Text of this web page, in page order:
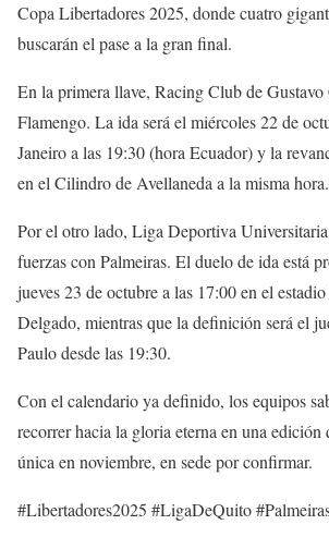
Copa Libertadores 2025, donde cuatro
buscarán el pase a la gran final.
En la primera llave, Racing Club de Gustavo
Flamengo. La ida será el miércoles 22 de
Janeiro a las 19:30 (hora Ecuador) y la
en el Cilindro de Avellaneda a la misma hora.
Por el otro lado, Liga Deportiva
fuerzas con Palmeiras. El duelo de ida está
jueves 23 de octubre a las 17:00 en el
Delgado, mientras que la definición será el
Paulo desde las 19:30.
Con el calendario ya definido, los equipos
recorrer hacia la gloria eterna en una edición
única en noviembre, en sede por confirmar.
#Libertadores2025 #LigaDeQuito